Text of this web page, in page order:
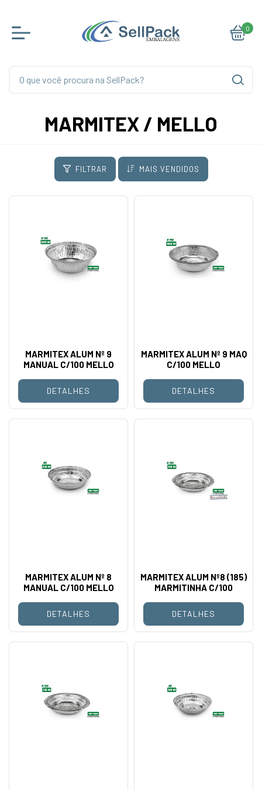
0
MARMITEX / MELLO
FILTRAR MAIS VENDIDOS
MARMITEX ALUM Nº 9
MANUAL C/100 MELLO
DETALHES
MARMITEX ALUM Nº 9 MAQ
C/100 MELLO
DETALHES
MARMITEX ALUM Nº 8
MANUAL C/100 MELLO
DETALHES
MARMITEX ALUM Nº8 (185)
MARMITINHA C/100
DETALHES